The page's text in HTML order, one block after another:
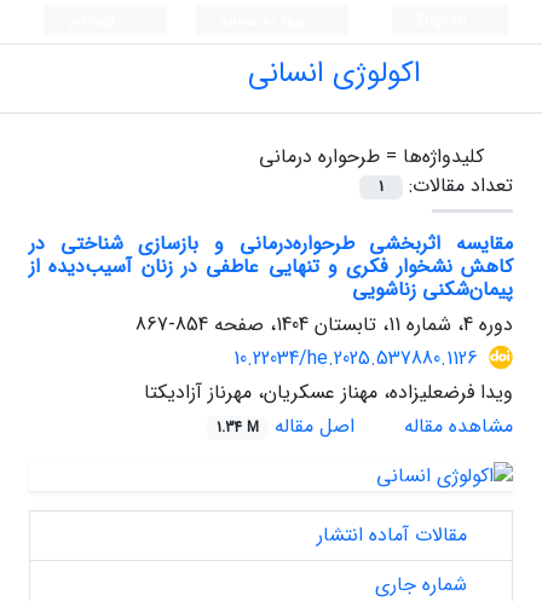
اکولوژی انسانی
کلیدواژه‌ها = طرحواره درمانی
تعداد مقالات:
1
مقایسه اثربخشی طرحواره‌درمانی و بازسازی شناختی در
کاهش نشخوار فکری و تنهایی عاطفی در زنان آسیب‌دیده از
پیمان‌شکنی زناشویی
دوره 4، شماره 11، تابستان 1404، صفحه
854-867
10.22034/he.2025.537880.1126
ویدا فرضعلیزاده، مهناز عسکریان، مهرناز آزادیکتا
مشاهده مقاله
اصل مقاله 1.34 M
مقالات آماده انتشار
شماره جاری